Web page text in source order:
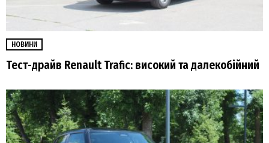
НОВИНИ
Тест-драйв Renault Trafic: високий та далекобійний